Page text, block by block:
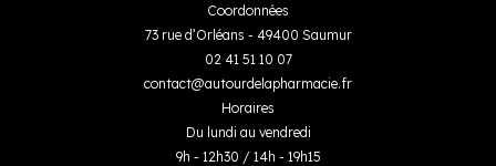
Coordonnées
73 rue d’Orléans - 49400 Saumur
02 41 51 10 07
contact@autourdelapharmacie.fr
Horaires
Du lundi au vendredi
9h - 12h30 / 14h - 19h15